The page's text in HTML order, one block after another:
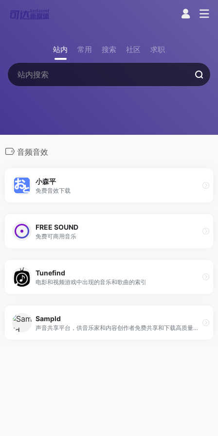
站内 常用 搜索 社区 求职
音频音效
小森平
免费音效下载
FREE SOUND
免费可商用音乐
Tunefind
电影和视频游戏中出现的音乐和歌曲的索引
Sampld
声音共享平台，供音乐家和内容创作者免费共享和下载高质量的声音